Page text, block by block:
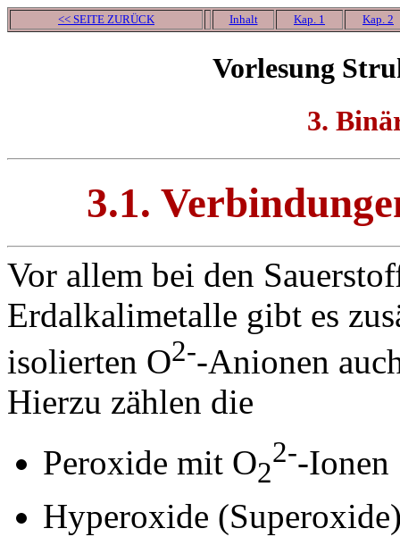
<< SEITE ZURÜCK Inhalt Kap. 1 Kap. 2
Vorlesung
3.
3.1.
Vor allem bei den
Erdalkalimetalle gibt es
isolierten O2--Anionen
Hierzu zählen die
Peroxide mit O2
2--Ionen
Hyperoxide